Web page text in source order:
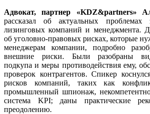
Адвокат, партнер «KDZ&partners»
рассказал об актуальных проблемах
лизинговых компаний и менеджмента.
об уголовно-правовых рисках, которые
менеджерам компании, подробно
внешние риски. Были разобраны
подкупа и меры противодействия ему,
проверок контрагентов. Спикер
рисков компаний, таких как
промышленный шпионаж,
система KPI; даны практические
преодолению.